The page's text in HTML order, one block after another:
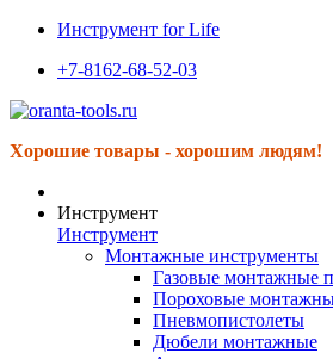
Инструмент for Life
+7-8162-68-52-03
Хорошие товары - хорошим людям!
Инструмент
Инструмент
Монтажные инструменты
Газовые монтажные
Пороховые
Пневмопистолеты
Дюбели монтажные